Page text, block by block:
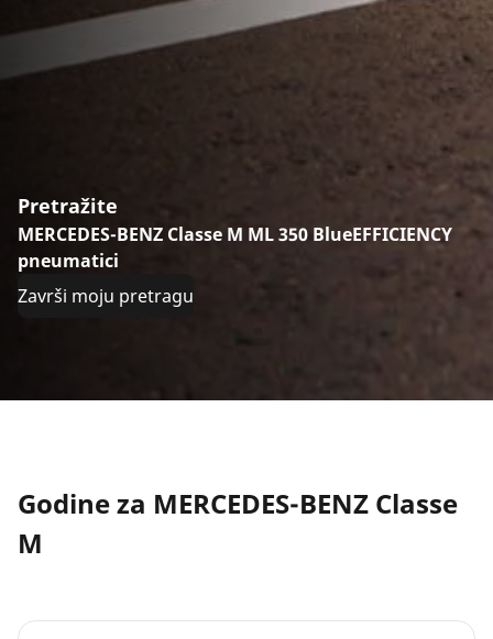
Pretražite
MERCEDES-BENZ Classe M ML 350 BlueEFFICIENCY
pneumatici
Završi moju pretragu
Godine za MERCEDES-BENZ Classe
M